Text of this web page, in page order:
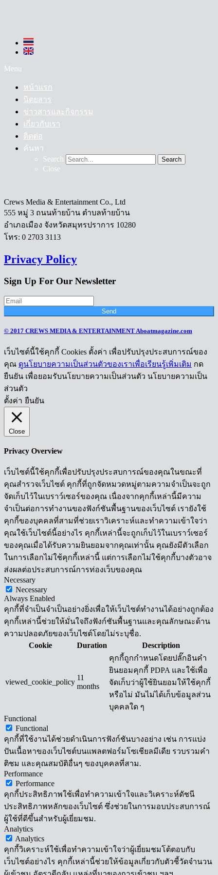
Menu
หน้าแรก
นิตยสาร
ข่าวสารและกิจกรรม
เกี่ยวกับเรา
ติดต่อ
ค้นหา
Search
Search
Close
Crews Media & Entertainment Co., Ltd
555 หมู่ 3 ถนนท้ายบ้าน ตำบลท้ายบ้าน
อำเภอเมือง จังหวัดสมุทรปราการ 10280
โทร: 0 2703 3113
Privacy Policy
Sign Up For Our Newsletter
Send
© 2017 CREWS MEDIA & ENTERTAINMENT Aboatmagazine.com
เว็บไซต์นี้ใช้คุกกี้ Cookies ตั้งค่า เพื่อปรับปรุงประสบการณ์ของ
คุณ ดูนโยบายความเป็นส่วนตัวของเราเพื่อเรียนรู้เพิ่มเติม กด
ยืนยัน เพื่อยอมรับนโยบายความเป็นส่วนตัว นโยบายความเป็น
ส่วนตัว
ตั้งค่า ยืนยัน
Close
Privacy Overview
เว็บไซต์นี้ใช้คุกกี้เพื่อปรับปรุงประสบการณ์ของคุณในขณะที่
คุณสำรวจเว็บไซต์ คุกกี้ที่ถูกจัดหมวดหมู่ตามความจำเป็นจะถูก
จัดเก็บไว้ในเบราว์เซอร์ของคุณ เนื่องจากคุกกี้เหล่านี้มีความ
จำเป็นต่อการทำงานของฟังก์ชันพื้นฐานของเว็บไซต์ เรายังใช้
คุกกี้ของบุคคลที่สามที่ช่วยเราวิเคราะห์และทำความเข้าใจว่า
คุณใช้เว็บไซต์นี้อย่างไร คุกกี้เหล่านี้จะถูกเก็บไว้ในเบราว์เซอร์
ของคุณเมื่อได้รับความยินยอมจากคุณเท่านั้น คุณยังมีตัวเลือก
ในการเลือกไม่ใช้คุกกี้เหล่านี้ แต่การเลือกไม่ใช้คุกกี้บางตัวอาจ
ส่งผลต่อประสบการณ์การท่องเว็บของคุณ
Necessary
Necessary
Always Enabled
คุกกี้ที่จำเป็นจำเป็นอย่างยิ่งเพื่อให้เว็บไซต์ทำงานได้อย่างถูกต้อง
คุกกี้เหล่านี้ช่วยให้มั่นใจถึงฟังก์ชันพื้นฐานและคุณลักษณะด้าน
ความปลอดภัยของเว็บไซต์โดยไม่ระบุชื่อ.
Cookie
Duration Description
viewed_cookie_policy
11
months
คุกกี้ถูกกำหนดโดยปลั๊กอินคำ
ยินยอมคุกกี้ PDPA และใช้เพื่อ
จัดเก็บว่าผู้ใช้ยินยอมให้ใช้คุกกี้
หรือไม่ มันไม่ได้เก็บข้อมูลส่วน
บุคคลใด ๆ
Functional
Functional
คุกกี้ที่ใช้งานได้ช่วยดำเนินการฟังก์ชันบางอย่าง เช่น การแบ่ง
ปันเนื้อหาของเว็บไซต์บนแพลตฟอร์มโซเชียลมีเดีย รวบรวมคำ
ติชม และคุณสมบัติอื่นๆ ของบุคคลที่สาม.
Performance
Performance
คุกกี้ประสิทธิภาพใช้เพื่อทำความเข้าใจและวิเคราะห์ดัชนี
ประสิทธิภาพหลักของเว็บไซต์ ซึ่งช่วยในการมอบประสบการณ์
ผู้ใช้ที่ดีขึ้นสำหรับผู้เยี่ยมชม.
Analytics
Analytics
คุกกี้วิเคราะห์ใช้เพื่อทำความเข้าใจว่าผู้เยี่ยมชมโต้ตอบกับ
เว็บไซต์อย่างไร คุกกี้เหล่านี้ช่วยให้ข้อมูลเกี่ยวกับตัวชี้วัดจำนวน